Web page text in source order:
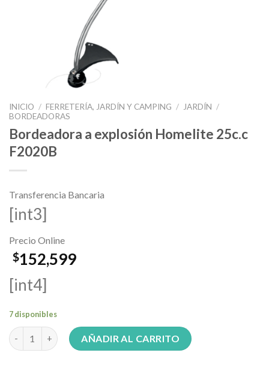
INICIO / FERRETERÍA, JARDÍN Y CAMPING / JARDÍN /
BORDEADORAS
Bordeadora a explosión Homelite 25c.c
F2020B
Transferencia Bancaria
[int3]
Precio Online
$152,599
[int4]
7 disponibles
Bordeadora a explosión Homelite 25c.c F2020B cantidad
AÑADIR AL CARRITO